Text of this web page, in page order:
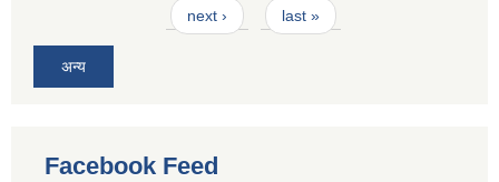
next › last »
अन्य
Facebook Feed